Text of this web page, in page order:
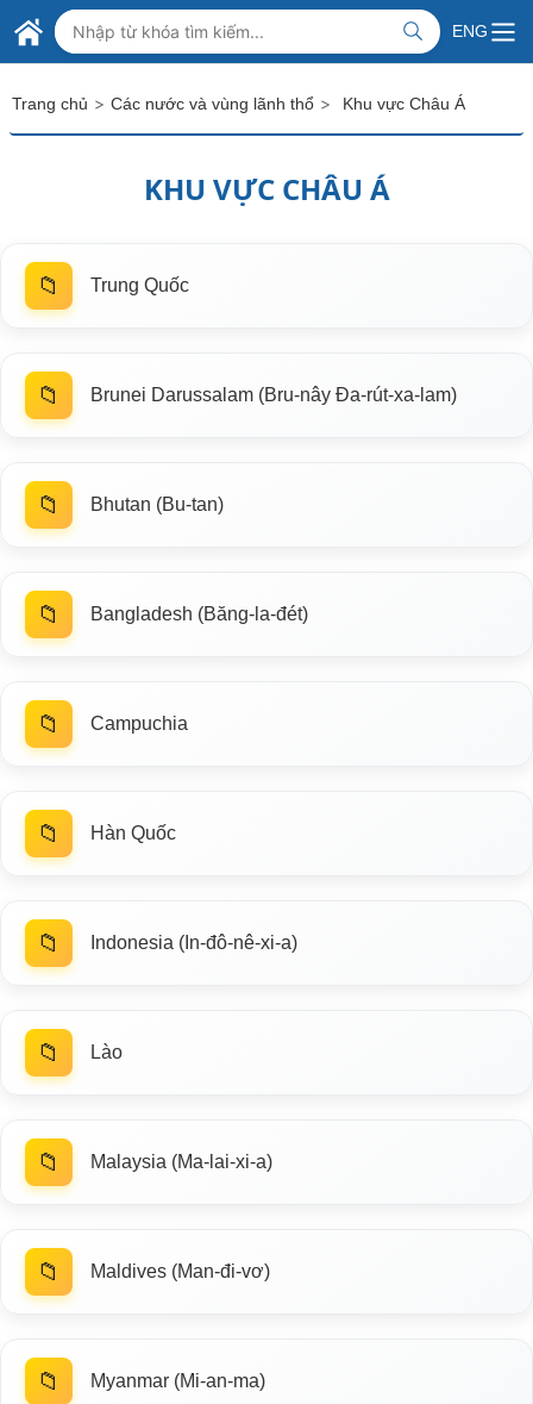
Skip to Main Content
BỘ NGOẠI GIAO VIỆT NAM
MINISTRY OF FOREIGN AFFAIRS
ENG
Trang chủ > Các nước và vùng lãnh thổ > Khu vực Châu Á
KHU VỰC CHÂU Á
📁 Trung Quốc
📁 Brunei Darussalam (Bru-nây Đa-rút-xa-lam)
📁 Bhutan (Bu-tan)
📁 Bangladesh (Băng-la-đét)
📁 Campuchia
📁 Hàn Quốc
📁 Indonesia (In-đô-nê-xi-a)
📁 Lào
📁 Malaysia (Ma-lai-xi-a)
📁 Maldives (Man-đi-vơ)
📁 Myanmar (Mi-an-ma)